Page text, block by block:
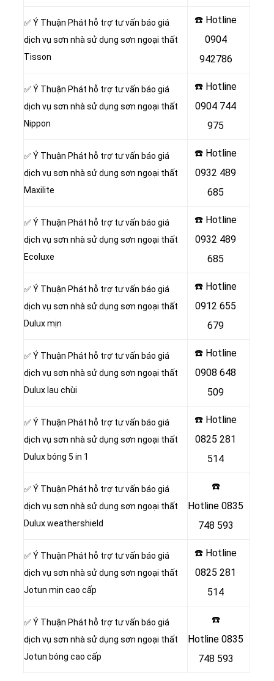
✅ Ý Thuận Phát hỗ trợ tư vấn báo giá
dịch vụ sơn nhà sử dụng sơn ngoại thất
Tisson
☎️ Hotline
0904
942786
✅ Ý Thuận Phát hỗ trợ tư vấn báo giá
dịch vụ sơn nhà sử dụng sơn ngoại thất
Nippon
☎️ Hotline
0904 744
975
✅ Ý Thuận Phát hỗ trợ tư vấn báo giá
dịch vụ sơn nhà sử dụng sơn ngoại thất
Maxilite
☎️ Hotline
0932 489
685
✅ Ý Thuận Phát hỗ trợ tư vấn báo giá
dịch vụ sơn nhà sử dụng sơn ngoại thất
Ecoluxe
☎️ Hotline
0932 489
685
✅ Ý Thuận Phát hỗ trợ tư vấn báo giá
dịch vụ sơn nhà sử dụng sơn ngoại thất
Dulux mịn
☎️ Hotline
0912 655
679
✅ Ý Thuận Phát hỗ trợ tư vấn báo giá
dịch vụ sơn nhà sử dụng sơn ngoại thất
Dulux lau chùi
☎️ Hotline
0908 648
509
✅ Ý Thuận Phát hỗ trợ tư vấn báo giá
dịch vụ sơn nhà sử dụng sơn ngoại thất
Dulux bóng 5 in 1
☎️ Hotline
0825 281
514
✅ Ý Thuận Phát hỗ trợ tư vấn báo giá
dịch vụ sơn nhà sử dụng sơn ngoại thất
Dulux weathershield
☎️
Hotline 0835
748 593
✅ Ý Thuận Phát hỗ trợ tư vấn báo giá
dịch vụ sơn nhà sử dụng sơn ngoại thất
Jotun mịn cao cấp
☎️ Hotline
0825 281
514
✅ Ý Thuận Phát hỗ trợ tư vấn báo giá
dịch vụ sơn nhà sử dụng sơn ngoại thất
Jotun bóng cao cấp
☎️
Hotline 0835
748 593